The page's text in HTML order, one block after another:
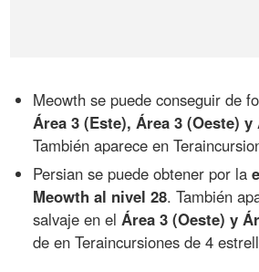
Meowth se puede conseguir de
Área 3 (Este), Área 3 (Oeste) y
También aparece en
Persian se puede obtener por la
Meowth al nivel 28. También
salvaje en elÁrea 3 (Oeste) y
de en Teraincursiones de 4